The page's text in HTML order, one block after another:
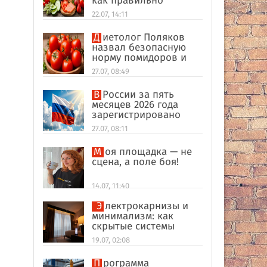
формировать
пищевые привычки
22.07, 14:11
Диетолог Поляков
назвал безопасную
норму помидоров и
огурцов
27.07, 08:49
В России за пять
месяцев 2026 года
зарегистрировано
рекордное число
иностранных
компаний
27.07, 08:11
Моя площадка — не
сцена, а поле боя!
14.07, 11:40
Электрокарнизы и
минимализм: как
скрытые системы
делают интерьер
дороже
19.07, 02:08
Программа